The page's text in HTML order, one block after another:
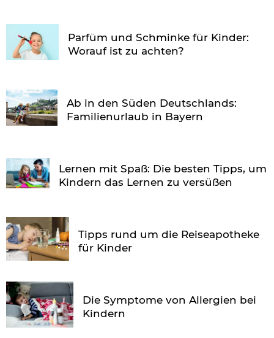
Parfüm und Schminke für Kinder:
Worauf ist zu achten?
Ab in den Süden Deutschlands:
Familienurlaub in Bayern
Lernen mit Spaß: Die besten Tipps, um
Kindern das Lernen zu versüßen
Tipps rund um die Reiseapotheke
für Kinder
Die Symptome von Allergien bei
Kindern